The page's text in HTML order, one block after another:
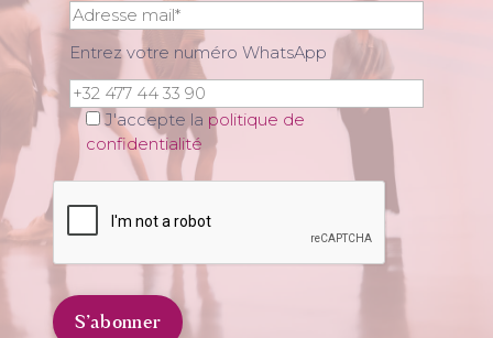
Entrez votre numéro WhatsApp
J'accepte la politique de
confidentialité